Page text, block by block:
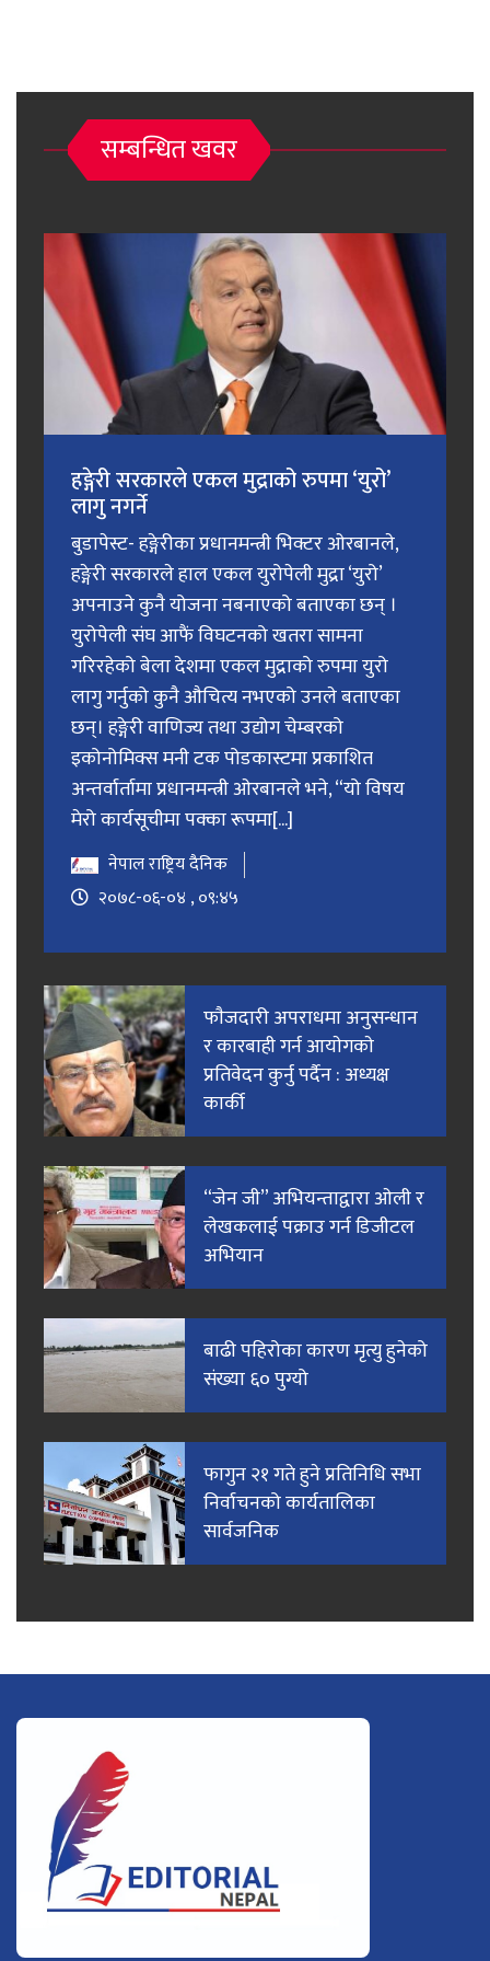
सम्बन्धित खवर
हङ्गेरी सरकारले एकल मुद्राको रुपमा ‘युरो’
लागु नगर्ने
बुडापेस्ट- हङ्गेरीका प्रधानमन्त्री भिक्टर ओरबानले,
हङ्गेरी सरकारले हाल एकल युरोपेली मुद्रा ‘युरो’
अपनाउने कुनै योजना नबनाएको बताएका छन् ।
युरोपेली संघ आफैं विघटनको खतरा सामना
गरिरहेको बेला देशमा एकल मुद्राको रुपमा युरो
लागु गर्नुको कुनै औचित्य नभएको उनले बताएका
छन्। हङ्गेरी वाणिज्य तथा उद्योग चेम्बरको
इकोनोमिक्स मनी टक पोडकास्टमा प्रकाशित
अन्तर्वार्तामा प्रधानमन्त्री ओरबानले भने, “यो विषय
मेरो कार्यसूचीमा पक्का रूपमा[...]
नेपाल राष्ट्रिय दैनिक
२०७८-०६-०४ , ०९:४५
फाैजदारी अपराधमा अनुसन्धान
र कारबाही गर्न आयाेगकाे
प्रतिवेदन कुर्नु पर्दैन : अध्यक्ष
कार्की
“जेन जी” अभियन्ताद्वारा ओली र
लेखकलाई पक्राउ गर्न डिजीटल
अभियान
बाढी पहिरोका कारण मृत्यु हुनेको
संख्या ६० पुग्यो
फागुन २१ गते हुने प्रतिनिधि सभा
निर्वाचनको कार्यतालिका
सार्वजनिक